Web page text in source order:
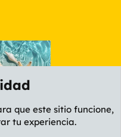
que este sitio funcione,
tu experiencia.